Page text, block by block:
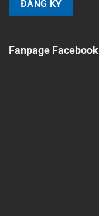
Fanpage Facebook